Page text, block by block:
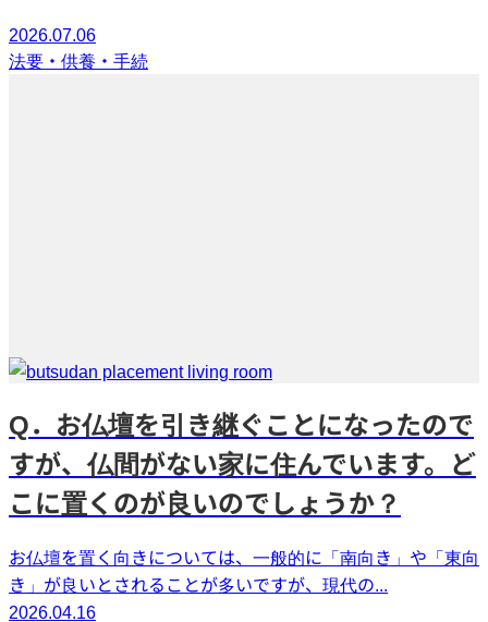
2026.07.06
法要・供養・手続
Q．お仏壇を引き継ぐことになったので
すが、仏間がない家に住んでいます。ど
こに置くのが良いのでしょうか？
お仏壇を置く向きについては、一般的に「南向き」や「東向
き」が良いとされることが多いですが、現代の...
2026.04.16